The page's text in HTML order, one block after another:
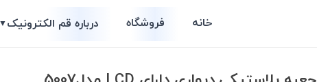
خانه فروشگاه درباره قم الکترونیک▼